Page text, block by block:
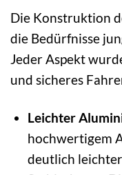
Die Konstruktion
die Bedürfnisse
Jeder Aspekt
und sicheres
Leichter
hochwertigem
deutlich